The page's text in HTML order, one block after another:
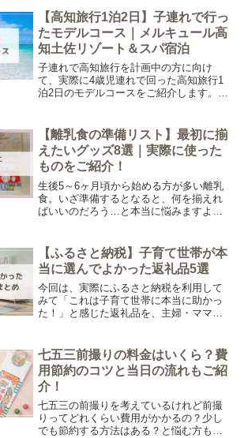
【高知旅行1泊2日】子連れで行っ
たモデルコース｜メルキュール高
知土佐リゾート＆スパ宿泊
子連れで高知旅行を計画中の方に向け
て、実際に4歳児連れで回った高知旅行1
泊2日のモデルコースをご紹介します。か
ト＆スパなど、家族で楽しめるスポット
をまとめました。
【離乳食の準備リスト】最初に揃
えたいグッズ8選｜実際に使った
ものをご紹介！
生後5～6ヶ月頃から始める方が多い離乳
食。いざ準備するとなると、何を揃えれ
ばいいのだろう…と本当に悩みますよ
が実際に購入したものもご紹介している
ので、ぜひ参考にしてみてくださいね。
【ふるさと納税】子育て世帯が本
当に選んでよかった返礼品5選
今回は、実際にふるさと納税を利用して
みて「これは子育て世帯に本当に助かっ
た！」と感じた返礼品を、主婦・ママ目
ものだけを紹介しています。
七五三前撮りの料金はいくら？費
用節約のコツと当日の流れもご紹
介！
七五三の前撮りを考えているけれど前撮
りってどれくらい費用がかかるの？少し
でも節約する方法はある？と悩む方も多